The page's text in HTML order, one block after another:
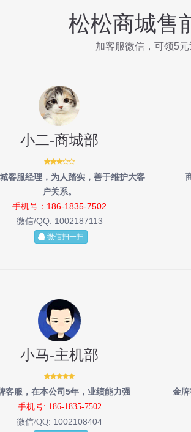
松松商城售
加客服微信，可领5元
小二-商城部
客服经理，为人踏实，善于维护大客
户关系。
手机号：186-1835-7502
微信/QQ: 1002187113
微信扫一扫
小马-主机部
客服，在本公司5年，业绩能力强
手机号: 186-1835-7502
微信/QQ: 1002108404
金